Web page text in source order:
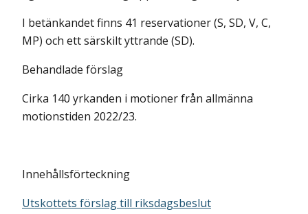
I betänkandet finns 41 reservationer (S, SD, V, C,
MP) och ett särskilt yttrande (SD).
Behandlade förslag
Cirka 140 yrkanden i motioner från allmänna
motionstiden 2022/23.
Innehållsförteckning
Utskottets förslag till riksdagsbeslut